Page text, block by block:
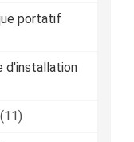
portatif
d'installation
(11)